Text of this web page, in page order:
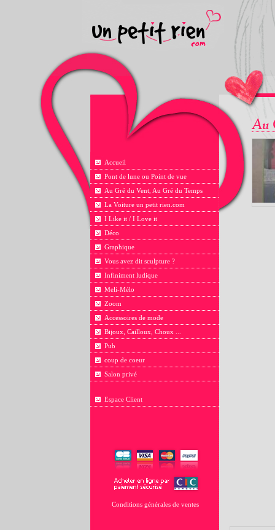
Accueil
Pont de lune ou Point de vue
Au Gré du Vent, Au Gré du Temps
La Voiture un petit rien.com
I Like it / I Love it
Déco
Graphique
Vous avez dit sculpture ?
Infiniment ludique
Meli-Mélo
Zoom
Accessoires de mode
Bijoux, Cailloux, Choux ...
Pub
coup de coeur
Salon privé
Espace Client
Conditions générales de ventes